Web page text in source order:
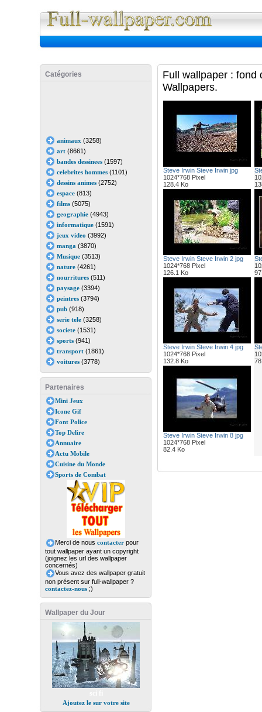
Catégories
animaux (3258)
art(8661)
bandes dessinees(1597)
celebrites hommes(1101)
dessins animes(2752)
espace(813)
films(5075)
geographie(4943)
informatique(1591)
jeux video (3992)
manga (3870)
Musique(3513)
nature(4261)
nourritures(511)
paysage(3394)
peintres(3794)
pub(918)
serie tele(3258)
societe(1531)
sports(941)
transport(1861)
voitures(3778)
Partenaires
Mini Jeux
Icone Gif
Font Police
Top Delire
Annuaire
Actu Mobile
Cuisine du Monde
Sports de Combat
Merci de nous contacterpour
tout wallpaper ayant un copyright
(joignez les url des wallpaper
concernés)
Vous avez des wallpaper gratuit
non présent sur full-wallpaper ?
contactez-nous;)
Wallpaper du Jour
Ajoutez le sur votre site
Full wallpaper : fond
Wallpapers.
Steve Irwin Steve Irwin jpg
1024*768 Pixel
128.4 Ko
Steve Irwin Steve Irwin 2 jpg
1024*768 Pixel
126.1 Ko
Steve Irwin Steve Irwin 4 jpg
1024*768 Pixel
132.8 Ko
Steve Irwin Steve Irwin 8 jpg
1024*768 Pixel
82.4 Ko